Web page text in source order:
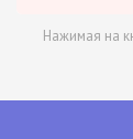
Нажимая на